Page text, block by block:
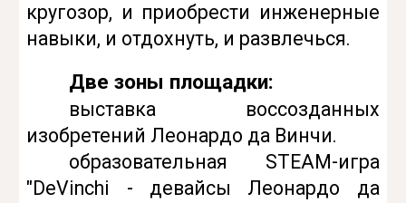
кругозор, и приобрести инженерные
навыки, и отдохнуть, и развлечься.
Две зоны площадки:
выставка воссозданных
изобретений Леонардо да Винчи.
образовательная STEAM-игра
"DeVinchi - девайсы Леонардо да